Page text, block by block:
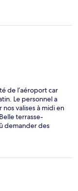
de l’aéroport car
Le personnel a
valises à midi en
terrasse-
demander des
très usée.
dormi. Il n’offre
Sinon vous